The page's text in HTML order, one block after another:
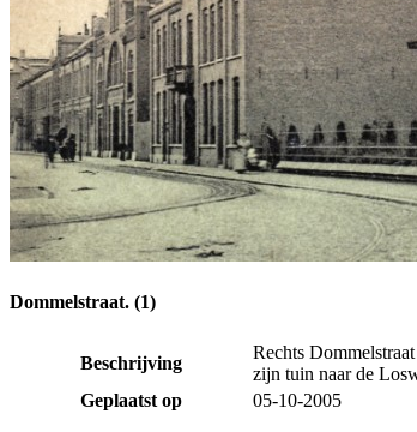
Dommelstraat. (1)
Beschrijving
Rechts
zijn tuin naar de
Geplaatst op
05-10-2005